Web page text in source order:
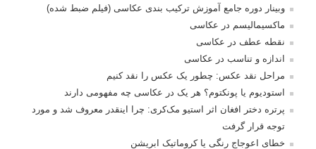
وبینار دوره جامع آموزش ترکیب بندی عکاسی (فیلم ضبط شده)
ماکسیمالیسم در عکاسی
نقطه عطف در عکاسی
اندازه و تناسب در عکاسی
مراحل نقد عکس: چطور یک عکس را نقد کنیم
استودیوم یا پونکتوم؟ هر یک در عکاسی چه مفهومی دارند
پرتره دختر افغان اثر استیو مک‌کری: چرا اینقدر معروف شد و مورد
توجه قرار گرفت
خطای اعوجاج رنگی یا کروماتیک ابریشن